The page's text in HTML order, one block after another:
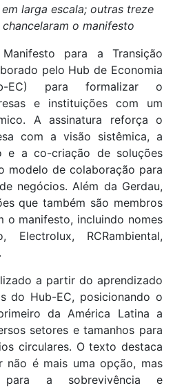
larga escala; outras treze
o manifesto
para a Transição
pelo Hub de Economia
EC) para formalizar o
e instituições com um
A assinatura reforça o
com a visão sistêmica, a
e a co-criação de soluções
modelo de colaboração para
negócios. Além da Gerdau,
que também são membros
o manifesto, incluindo nomes
Electrolux, RCRambiental,
a partir do aprendizado
do Hub-EC, posicionando o
da América Latina a
setores e tamanhos para
circulares. O texto destaca
não é mais uma opção, mas
para a sobrevivência e